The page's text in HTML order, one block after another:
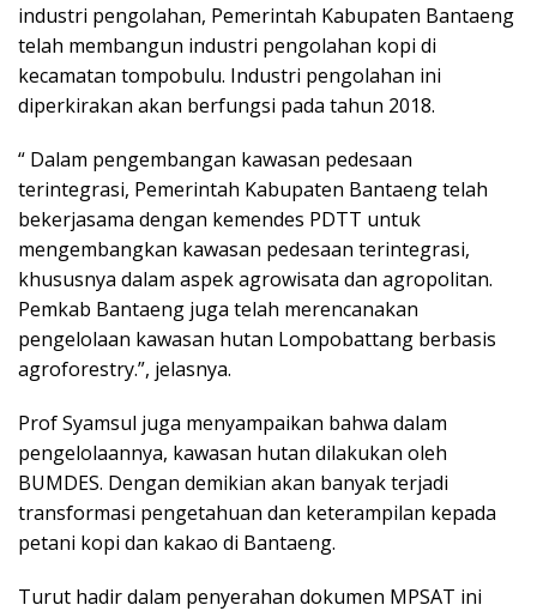
industri pengolahan, Pemerintah Kabupaten Bantaeng
telah membangun industri pengolahan kopi di
kecamatan tompobulu. Industri pengolahan ini
diperkirakan akan berfungsi pada tahun 2018.
“ Dalam pengembangan kawasan pedesaan
terintegrasi, Pemerintah Kabupaten Bantaeng telah
bekerjasama dengan kemendes PDTT untuk
mengembangkan kawasan pedesaan terintegrasi,
khususnya dalam aspek agrowisata dan agropolitan.
Pemkab Bantaeng juga telah merencanakan
pengelolaan kawasan hutan Lompobattang berbasis
agroforestry.”, jelasnya.
Prof Syamsul juga menyampaikan bahwa dalam
pengelolaannya, kawasan hutan dilakukan oleh
BUMDES. Dengan demikian akan banyak terjadi
transformasi pengetahuan dan keterampilan kepada
petani kopi dan kakao di Bantaeng.
Turut hadir dalam penyerahan dokumen MPSAT ini